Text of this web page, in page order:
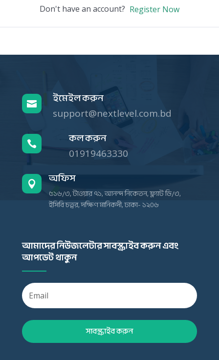
Don't have an account? Register Now
 ইমেইল করুন
support@nextlevel.com.bd
 কল করুন
01919463330
 অফিস
৫১৬/৩, টাওয়ার ৭১, আনন্দ নিকেতন, ফ্ল্যাট ডি/৩,
ইসিবি চত্বর, দক্ষিণ মানিকদী, ঢাকা- ১২০৬
আমাদের নিউজলেটার সাবস্ক্রাইব করুন এবং
আপডেট থাকুন
সাবস্ক্রাইব করুন